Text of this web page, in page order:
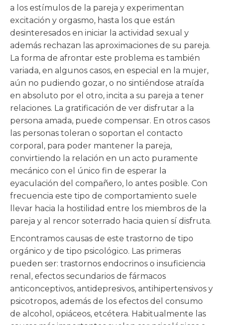
a los estímulos de la pareja y experimentan
excitación y orgasmo, hasta los que están
desinteresados en iniciar la actividad sexual y
además rechazan las aproximaciones de su pareja.
La forma de afrontar este problema es también
variada, en algunos casos, en especial en la mujer,
aún no pudiendo gozar, o no sintiéndose atraída
en absoluto por el otro, incita a su pareja a tener
relaciones. La gratificación de ver disfrutar a la
persona amada, puede compensar. En otros casos
las personas toleran o soportan el contacto
corporal, para poder mantener la pareja,
convirtiendo la relación en un acto puramente
mecánico con el único fin de esperar la
eyaculación del compañero, lo antes posible. Con
frecuencia este tipo de comportamiento suele
llevar hacia la hostilidad entre los miembros de la
pareja y al rencor soterrado hacia quien sí disfruta.
Encontramos causas de este trastorno de tipo
orgánico y de tipo psicológico. Las primeras
pueden ser: trastornos endocrinos o insuficiencia
renal, efectos secundarios de fármacos
anticonceptivos, antidepresivos, antihipertensivos y
psicotropos, además de los efectos del consumo
de alcohol, opiáceos, etcétera. Habitualmente las